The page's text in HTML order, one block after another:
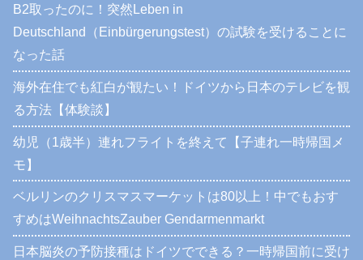
B2取ったのに！突然Leben in
Deutschland（Einbürgerungstest）の試験を受けることに
なった話
海外在住でも紅白が観たい！ドイツから日本のテレビを観
る方法【体験談】
幼児（1歳半）連れフライトを終えて【子連れ一時帰国メ
モ】
ベルリンのクリスマスマーケットは80以上！中でもおす
すめはWeihnachtsZauber Gendarmenmarkt
日本脳炎の予防接種はドイツでできる？一時帰国前に受け